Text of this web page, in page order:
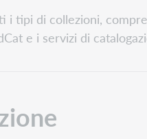
tipi di collezioni,
e i servizi di